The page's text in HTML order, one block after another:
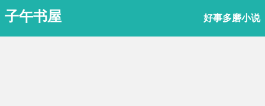
子午书屋 好事多磨小说